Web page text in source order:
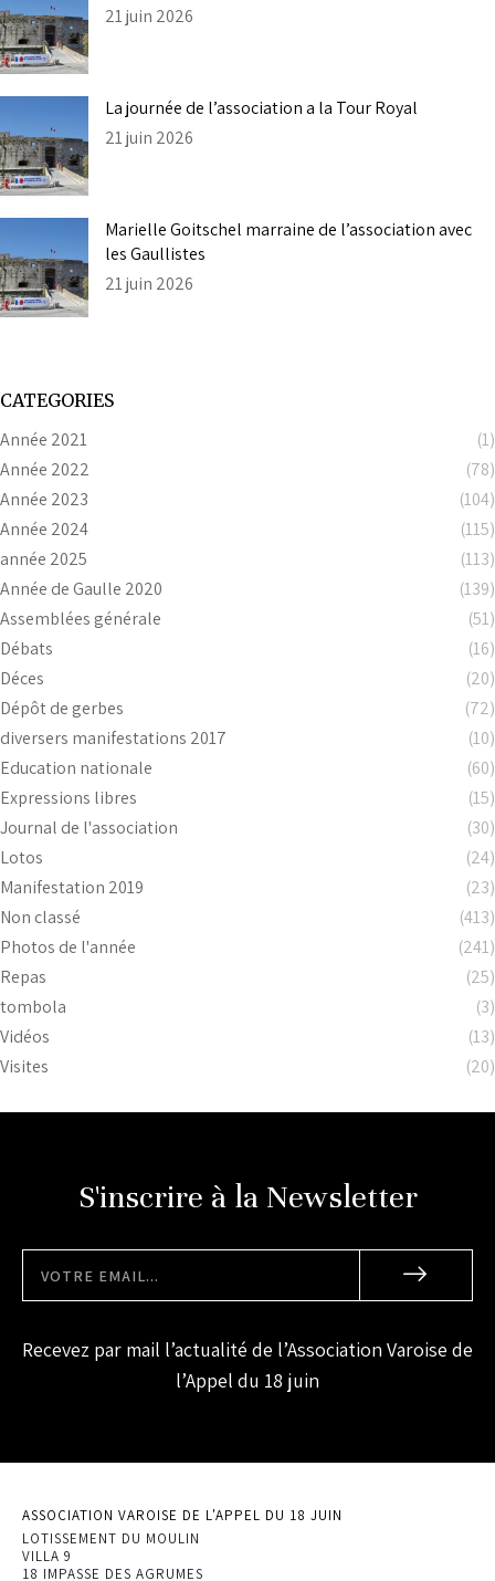
21 juin 2026
La journée de l’association a la Tour Royal
21 juin 2026
Marielle Goitschel marraine de l’association avec
les Gaullistes
21 juin 2026
CATEGORIES
Année 2021
(1)
Année 2022
(78)
Année 2023
(104)
Année 2024
(115)
année 2025
(113)
Année de Gaulle 2020
(139)
Assemblées générale
(51)
Débats
(16)
Déces
(20)
Dépôt de gerbes
(72)
diversers manifestations 2017
(10)
Education nationale
(60)
Expressions libres
(15)
Journal de l'association
(30)
Lotos
(24)
Manifestation 2019
(23)
Non classé
(413)
Photos de l'année
(241)
Repas
(25)
tombola
(3)
Vidéos
(13)
Visites
(20)
S'inscrire à la Newsletter
Recevez par mail l’actualité de l’Association Varoise de
l’Appel du 18 juin
ASSOCIATION VAROISE DE L'APPEL DU 18 JUIN
LOTISSEMENT DU MOULIN
VILLA 9
18 IMPASSE DES AGRUMES